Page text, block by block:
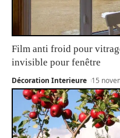
Film anti froid pour
invisible pour fenêtre
Décoration Interieure 15